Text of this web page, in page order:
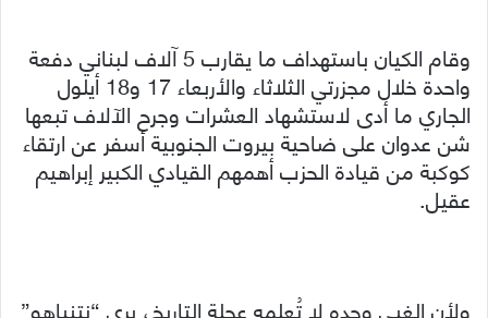
وقام الكيان باستهداف ما يقارب 5 آلاف لبناني دفعة
واحدة خلال مجزرتي الثلاثاء والأربعاء 17 و18 أيلول
الجاري ما أدى لاستشهاد العشرات وجرح الآلاف تبعها
شن عدوان على ضاحية بيروت الجنوبية أسفر عن ارتقاء
كوكبة من قيادة الحزب أهمهم القيادي الكبير إبراهيم
عقيل.
ولأن الغبي وحده لا تُعلمه عجلة التاريخ، يرى “نتنياهو”